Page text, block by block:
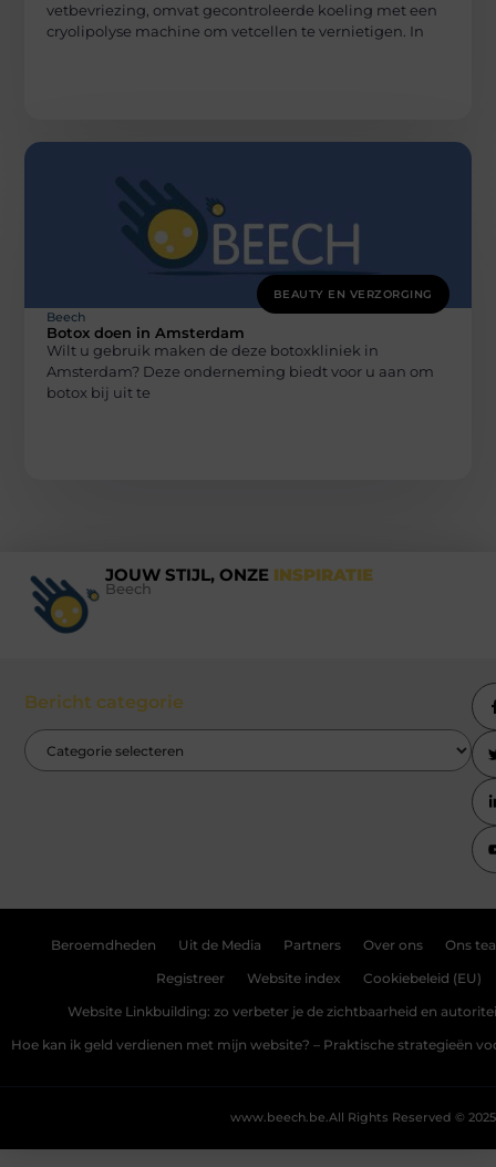
vetbevriezing, omvat gecontroleerde koeling met een
cryolipolyse machine om vetcellen te vernietigen. In
BEAUTY EN VERZORGING
Beech
Botox doen in Amsterdam
Wilt u gebruik maken de deze botoxkliniek in
Amsterdam? Deze onderneming biedt voor u aan om
botox bij uit te
JOUW STIJL, ONZE INSPIRATIE
Beech
Bericht categorie
Beroemdheden Uit de Media Partners Over ons Ons
Registreer Website index Cookiebeleid (EU)
Website Linkbuilding: zo verbeter je de zichtbaarheid en
Hoe kan ik geld verdienen met mijn website? – Praktische strategieën
All Rights Reserved © 2025
www.beech.be.